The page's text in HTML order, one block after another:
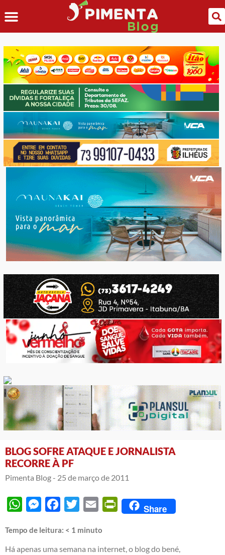
BLOG SOFRE ATAQUE E JORNALISTA
RECORRE À PF
Pimenta Blog - 25 de março de 2011
WhatsAppMessengerFacebook
Twitter Email PrintFriendly
Share
Tempo de leitura: < 1 minuto
Há apenas uma semana na internet, o blog do bené